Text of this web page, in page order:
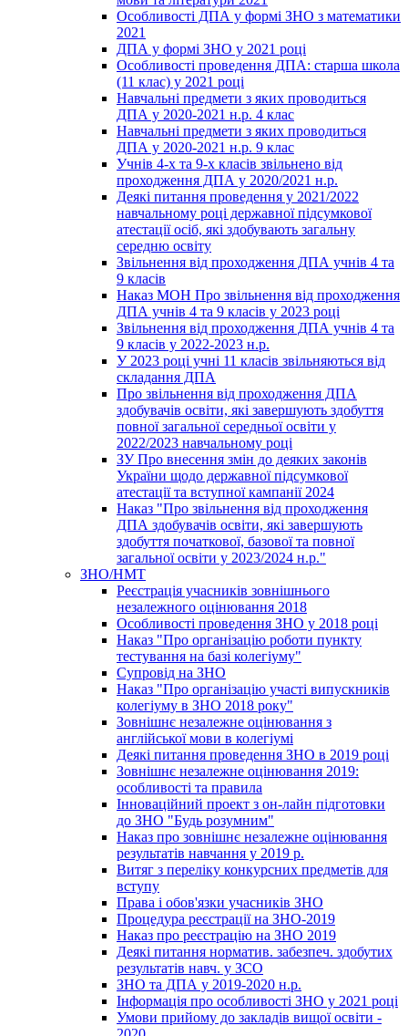
Особливості ДПА у формі ЗНО з математики
2021
ДПА у формі ЗНО у 2021 році
Особливості проведення ДПА: старша школа
(11 клас) у 2021 році
Навчальні предмети з яких проводиться
ДПА у 2020-2021 н.р. 4 клас
Навчальні предмети з яких проводиться
ДПА у 2020-2021 н.р. 9 клас
Учнів 4-х та 9-х класів звільнено від
проходження ДПА у 2020/2021 н.р.
Деякі питання проведення у 2021/2022
навчальному році державної підсумкової
атестації осіб, які здобувають загальну
середню освіту
Звільнення від проходження ДПА учнів 4 та
9 класів
Наказ МОН Про звільнення від проходження
ДПА учнів 4 та 9 класів у 2023 році
Звільнення від проходження ДПА учнів 4 та
9 класів у 2022-2023 н.р.
У 2023 році учні 11 класів звільняються від
складання ДПА
Про звільнення від проходження ДПА
здобувачів освіти, які завершують здобуття
повної загальної середньої освіти у
2022/2023 навчальному році
ЗУ Про внесення змін до деяких законів
України щодо державної підсумкової
атестації та вступної кампанії 2024
Наказ "Про звільнення від проходження
ДПА здобувачів освіти, які завершують
здобуття початкової, базової та повної
загальної освіти у 2023/2024 н.р."
ЗНО/НМТ
Реєстрація учасників зовнішнього
незалежного оцінювання 2018
Особливості проведення ЗНО у 2018 році
Наказ "Про організацію роботи пункту
тестування на базі колегіуму"
Супровід на ЗНО
Наказ "Про організацію участі випускників
колегіуму в ЗНО 2018 року"
Зовнішнє незалежне оцінювання з
англійської мови в колегіумі
Деякі питання проведення ЗНО в 2019 році
Зовнішнє незалежне оцінювання 2019:
особливості та правила
Інноваційний проект з он-лайн підготовки
до ЗНО "Будь розумним"
Наказ про зовнішнє незалежне оцінювання
результатів навчання у 2019 р.
Витяг з переліку конкурсних предметів для
вступу
Права і обов'язки учасників ЗНО
Процедура реєстрації на ЗНО-2019
Наказ про реєстрацію на ЗНО 2019
Деякі питання норматив. забезпеч. здобутих
результатів навч. у ЗСО
ЗНО та ДПА у 2019-2020 н.р.
Інформація про особливості ЗНО у 2021 році
Умови прийому до закладів вищої освіти -